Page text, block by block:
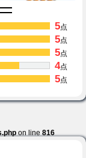
5点
5点
5点
4点
5点
on line 816